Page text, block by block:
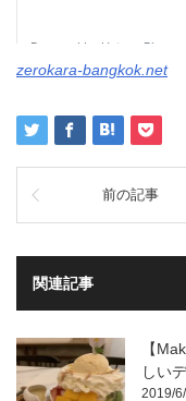
zerokara-bangkok.net
前の記事
関連記事
【
しい
2019/